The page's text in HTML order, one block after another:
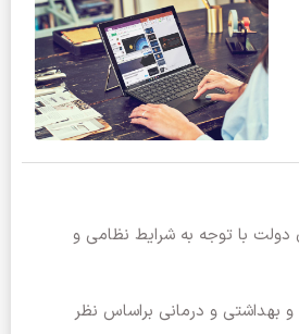
دولت با توجه به شرایط نظامی و
بهداشتی و درمانی براساس نظر